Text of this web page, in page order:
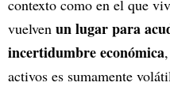
contexto como en el que
vuelven un lugar para
incertidumbre económica
activos es sumamente